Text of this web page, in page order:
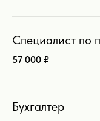
Специалист по
57 000 ₽
Бухгалтер